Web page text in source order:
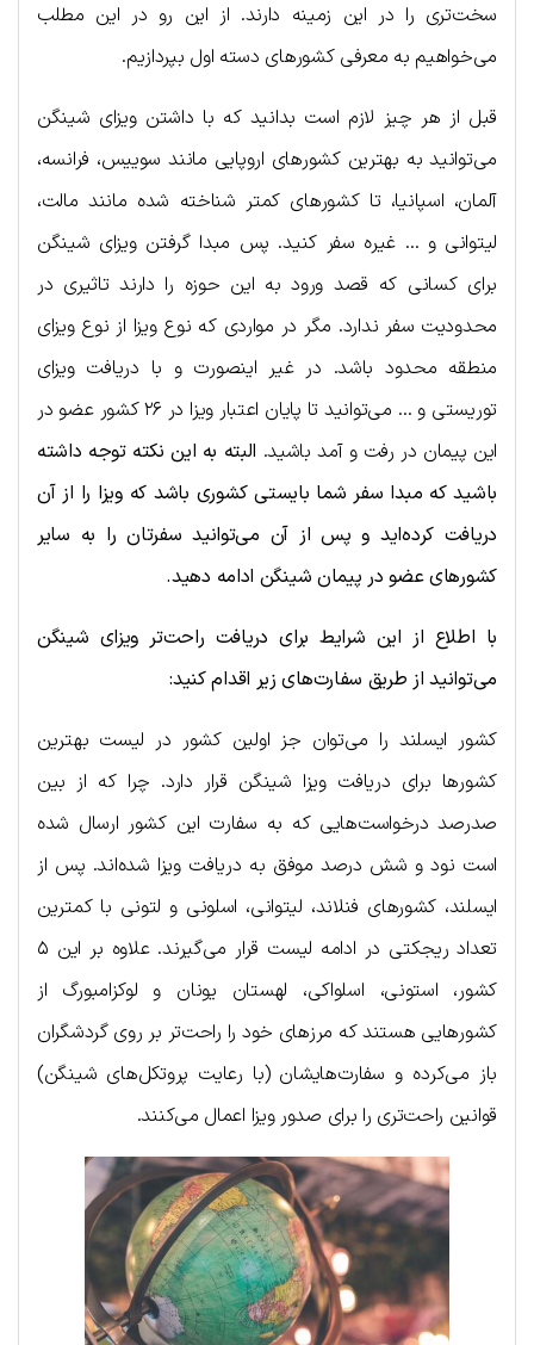
سخت‌تری را در این زمینه دارند. از این رو در این مطلب
می‌خواهیم به معرفی کشورهای دسته اول بپردازیم.
قبل از هر چیز لازم است بدانید که با داشتن ویزای شینگن
می‌توانید به بهترین کشورهای اروپایی مانند سوییس، فرانسه،
آلمان، اسپانیا، تا کشورهای کمتر شناخته شده مانند مالت،
لیتوانی و … غیره سفر کنید. پس مبدا گرفتن ویزای شینگن
برای کسانی که قصد ورود به این حوزه را دارند تاثیری در
محدودیت سفر ندارد. مگر در مواردی که نوع ویزا از نوع ویزای
منطقه محدود باشد. در غیر اینصورت و با دریافت ویزای
توریستی و … می‌توانید تا پایان اعتبار ویزا در ۲۶ کشور عضو در
این پیمان در رفت و آمد باشید. البته به این نکته توجه داشته
باشید که مبدا سفر شما بایستی کشوری باشد که ویزا را از آن
دریافت کرده‌اید و پس از آن می‌توانید سفرتان را به سایر
کشورهای عضو در پیمان شینگن ادامه دهید.
با اطلاع از این شرایط برای دریافت راحت‌تر ویزا‌ی شینگن
می‌توانید از طریق سفارت‌های زیر اقدام کنید:
کشور ایسلند را می‌توان جز اولین کشور در لیست بهترین
کشورها برای دریافت ویزا شینگن قرار دارد. چرا که از بین
صدرصد درخواست‌هایی که به سفارت این کشور ارسال شده
است نود و شش درصد موفق به دریافت ویزا شده‌اند. پس از
ایسلند، کشورهای فنلاند، لیتوانی، اسلونی و لتونی با کمترین
تعداد ریجکتی در ادامه لیست قرار می‌گیرند. علاوه بر این ۵
کشور، استونی، اسلواکی، لهستان یونان و لوکزامبورگ از
کشورهایی هستند که مرزهای خود را راحت‌تر بر روی گردشگران
باز می‌کرده و سفارت‌هایشان (با رعایت پروتکل‌های شینگن)
قوانین راحت‌تری را برای صدور ویزا اعمال می‌کنند.